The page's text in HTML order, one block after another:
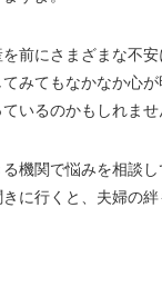
前にさまざまな不
みてもなかなか心
いるのかもしれませ
機関で悩みを相談
に行くと、夫婦の